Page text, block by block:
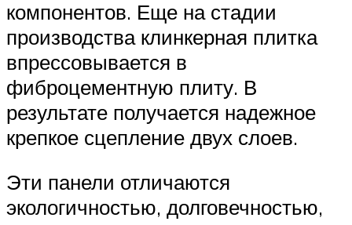
компонентов. Еще на стадии
производства клинкерная плитка
впрессовывается в
фиброцементную плиту. В
результате получается надежное
крепкое сцепление двух слоев.
Эти панели отличаются
экологичностью, долговечностью,